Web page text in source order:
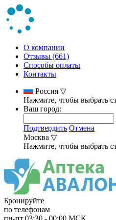
О компании
Отзывы (661)
Способы оплаты
Контакты
Россия ▽
Нажмите, чтобы выбрать
Ваш город:
Подтвердить Отмена
Москва ▽
Нажмите, чтобы выбрать
Бронируйте
по телефонам
пн-пт 03:30 - 00:00 МСК